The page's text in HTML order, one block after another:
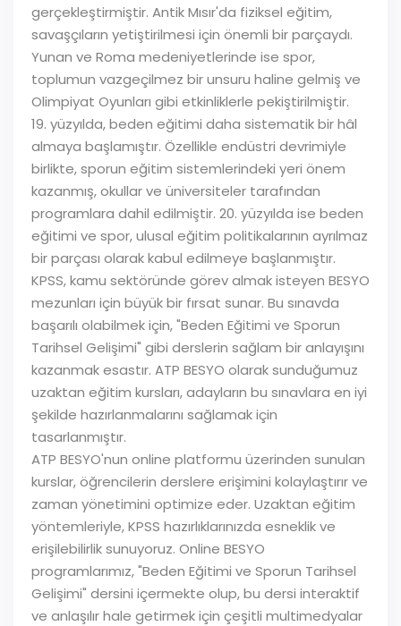
gerçekleştirmiştir. Antik Mısır'da fiziksel eğitim,
savaşçıların yetiştirilmesi için önemli bir parçaydı.
Yunan ve Roma medeniyetlerinde ise spor,
toplumun vazgeçilmez bir unsuru haline gelmiş ve
Olimpiyat Oyunları gibi etkinliklerle pekiştirilmiştir.
19. yüzyılda, beden eğitimi daha sistematik bir hâl
almaya başlamıştır. Özellikle endüstri devrimiyle
birlikte, sporun eğitim sistemlerindeki yeri önem
kazanmış, okullar ve üniversiteler tarafından
programlara dahil edilmiştir. 20. yüzyılda ise beden
eğitimi ve spor, ulusal eğitim politikalarının ayrılmaz
bir parçası olarak kabul edilmeye başlanmıştır.
KPSS, kamu sektöründe görev almak isteyen BESYO
mezunları için büyük bir fırsat sunar. Bu sınavda
başarılı olabilmek için, "Beden Eğitimi ve Sporun
Tarihsel Gelişimi" gibi derslerin sağlam bir anlayışını
kazanmak esastır. ATP BESYO olarak sunduğumuz
uzaktan eğitim kursları, adayların bu sınavlara en iyi
şekilde hazırlanmalarını sağlamak için
tasarlanmıştır.
ATP BESYO'nun online platformu üzerinden sunulan
kurslar, öğrencilerin derslere erişimini kolaylaştırır ve
zaman yönetimini optimize eder. Uzaktan eğitim
yöntemleriyle, KPSS hazırlıklarınızda esneklik ve
erişilebilirlik sunuyoruz. Online BESYO
programlarımız, "Beden Eğitimi ve Sporun Tarihsel
Gelişimi" dersini içermekte olup, bu dersi interaktif
ve anlaşılır hale getirmek için çeşitli multimedyalar